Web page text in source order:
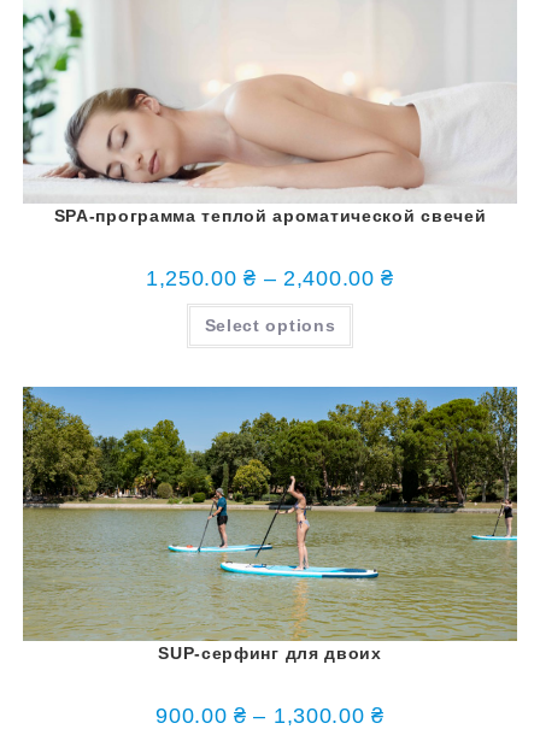
SPA-программа теплой ароматической свечей
1,250.00₴ – 2,400.00₴
Select options
SUP-серфинг для двоих
900.00₴ – 1,300.00₴